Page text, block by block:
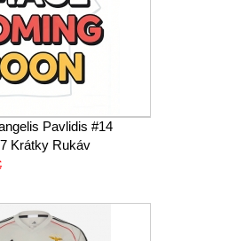
Pavlidis #14
Krátky Rukáv